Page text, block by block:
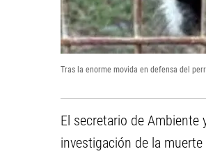
Tras la enorme movida en defensa del
El secretario de Ambiente
investigación de la